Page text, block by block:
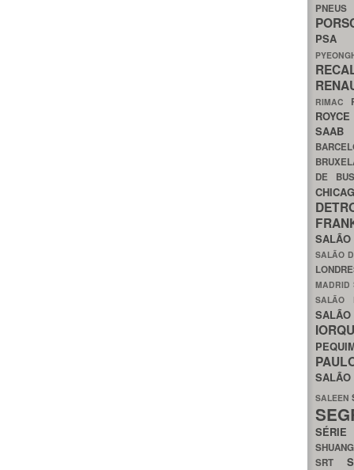
RIMAC
DE
SALÃO
MADRID
SALÃO
SALEEN
SRT